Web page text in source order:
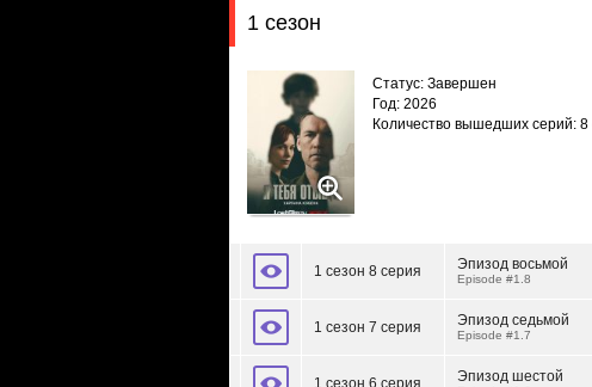
1 сезон
Статус: Завершен
Год: 2026
Количество вышедших серий: 8
1 сезон 8 серия Эпизод восьмой
Episode #1.8
1 сезон 7 серия Эпизод седьмой
Episode #1.7
Эпизод шестой